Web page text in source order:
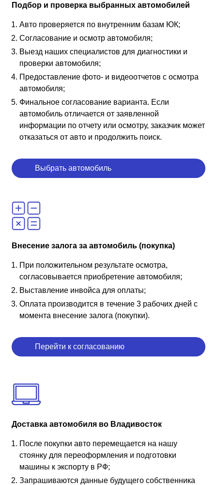
Подбор и проверка выбранных автомобилей
Авто проверяется по внутренним базам ЮК;
Согласование и осмотр автомобиля;
Выезд наших специалистов для диагностики и
проверки автомобиля;
Предоставление фото- и видеоотчетов с осмотра
автомобиля;
Финальное согласование варианта. Если
автомобиль отличается от заявленной
информации по отчету или осмотру, заказчик может
отказаться от авто и продолжить поиск.
Выбрать автомобиль
Внесение залога за автомобиль (покупка)
При положительном результате осмотра,
согласовывается приобретение автомобиля;
Выставление инвойса для оплаты;
Оплата производится в течение 3 рабочих дней с
момента внесение залога (покупки).
Перейти к согласованию
Доставка автомобиля во Владивосток
После покупки авто перемещается на нашу
стоянку для переоформления и подготовки
машины к экспорту в РФ;
Запрашиваются данные будущего собственника